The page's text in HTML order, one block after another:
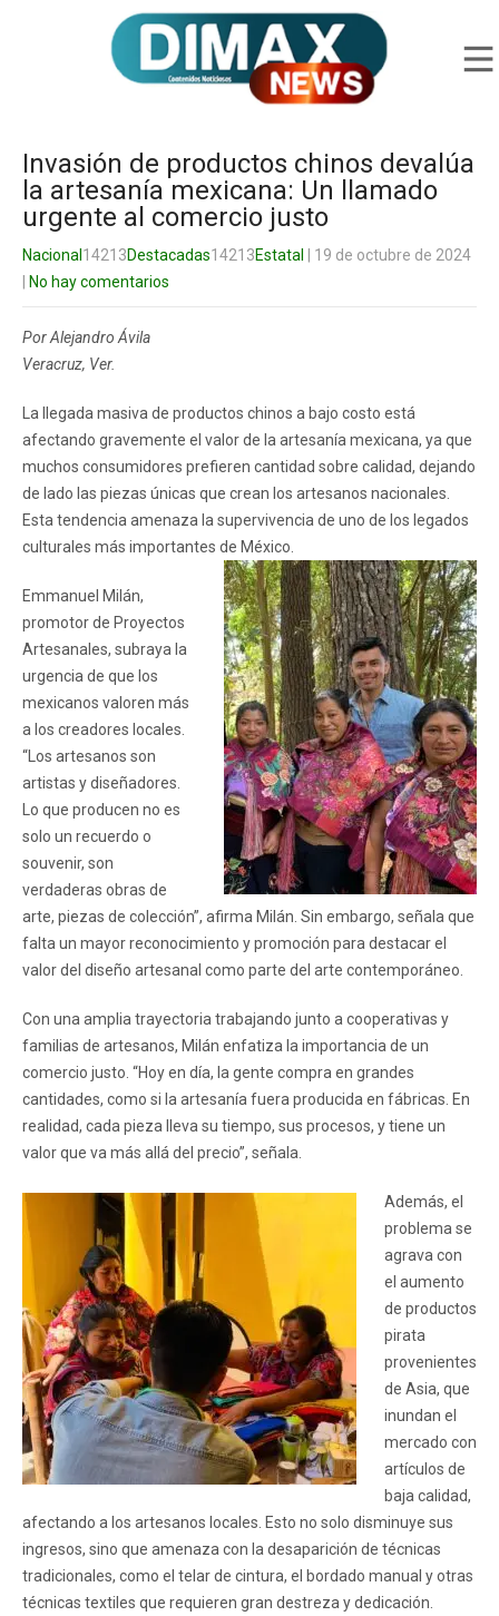
Invasión de productos chinos devalúa
la artesanía mexicana: Un llamado
urgente al comercio justo
Nacional 14213Destacadas14213Estatal
| 19 de octubre de 2024
No hay comentarios
Por Alejandro Ávila
Veracruz, Ver.
La llegada masiva de productos chinos a bajo costo está
afectando gravemente el valor de la artesanía mexicana, ya que
muchos consumidores prefieren cantidad sobre calidad, dejando
de lado las piezas únicas que crean los artesanos nacionales.
Esta tendencia amenaza la supervivencia de uno de los legados
culturales más importantes de México.
Emmanuel Milán,
promotor de Proyectos
Artesanales, subraya la
urgencia de que los
mexicanos valoren más
a los creadores locales.
“Los artesanos son
artistas y diseñadores.
Lo que producen no es
solo un recuerdo o
souvenir, son
verdaderas obras de
arte, piezas de colección”, afirma Milán. Sin embargo, señala que
falta un mayor reconocimiento y promoción para destacar el
valor del diseño artesanal como parte del arte contemporáneo.
Con una amplia trayectoria trabajando junto a cooperativas y
familias de artesanos, Milán enfatiza la importancia de un
comercio justo. “Hoy en día, la gente compra en grandes
cantidades, como si la artesanía fuera producida en fábricas. En
realidad, cada pieza lleva su tiempo, sus procesos, y tiene un
valor que va más allá del precio”, señala.
Además, el
problema se
agrava con
el aumento
de productos
pirata
provenientes
de Asia, que
inundan el
mercado con
artículos de
baja calidad,
afectando a los artesanos locales. Esto no solo disminuye sus
ingresos, sino que amenaza con la desaparición de técnicas
tradicionales, como el telar de cintura, el bordado manual y otras
técnicas textiles que requieren gran destreza y dedicación.